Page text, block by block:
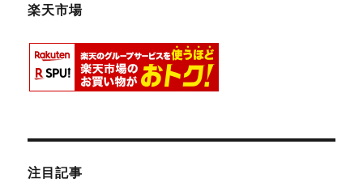
楽天市場
注目記事